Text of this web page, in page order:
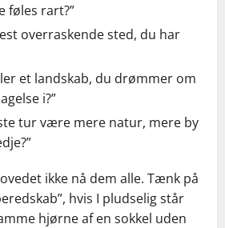
føles rart?”
overraskende sted, du har
et landskab, du drømmer om
i?”
tur være mere natur, mere by
ikke nå dem alle. Tænk på
hvis I pludselig står
hjørne af en sokkel uden